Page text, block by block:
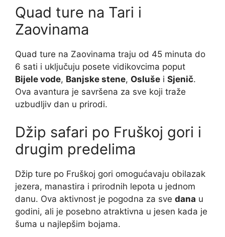
Quad ture na Tari i
Zaovinama
Quad ture na Zaovinama traju od 45 minuta do
6 sati i uključuju posete vidikovcima poput
Bijele vode, Banjske stene, Osluše i Sjenič.
Ova avantura je savršena za sve koji traže
uzbudljiv dan u prirodi.
Džip safari po Fruškoj gori i
drugim predelima
Džip ture po Fruškoj gori omogućavaju obilazak
jezera, manastira i prirodnih lepota u jednom
danu. Ova aktivnost je pogodna za sve dana u
godini, ali je posebno atraktivna u jesen kada je
šuma u najlepšim bojama.